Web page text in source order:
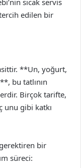
sıcak servis
edilen bir
**Un, yoğurt,
bu tatlının
Birçok tarifte,
unu gibi katkı
gerektiren bir
süreci: